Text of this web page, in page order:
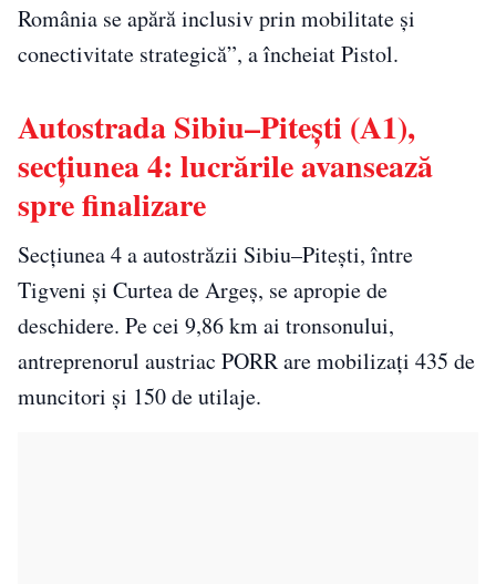
România se apără inclusiv prin mobilitate și
conectivitate strategică”, a încheiat Pistol.
Autostrada Sibiu–Pitești (A1),
secțiunea 4: lucrările avansează
spre finalizare
Secțiunea 4 a autostrăzii Sibiu–Pitești, între
Tigveni și Curtea de Argeș, se apropie de
deschidere. Pe cei 9,86 km ai tronsonului,
antreprenorul austriac PORR are mobilizați 435 de
muncitori și 150 de utilaje.